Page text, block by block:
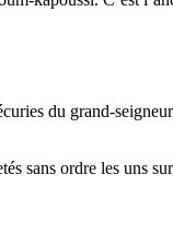
du grand-
sans ordre les uns